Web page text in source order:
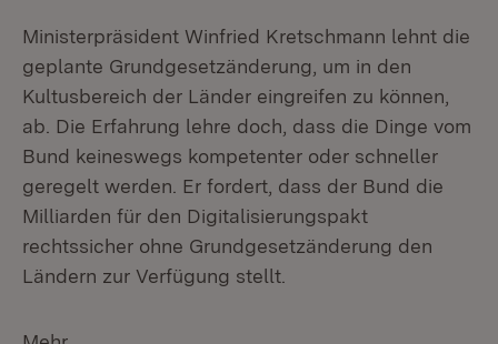
Ministerpräsident Winfried Kretschmann lehnt die
geplante Grundgesetzänderung, um in den
Kultusbereich der Länder eingreifen zu können,
ab. Die Erfahrung lehre doch, dass die Dinge vom
Bund keineswegs kompetenter oder schneller
geregelt werden. Er fordert, dass der Bund die
Milliarden für den Digitalisierungspakt
rechtssicher ohne Grundgesetzänderung den
Ländern zur Verfügung stellt.